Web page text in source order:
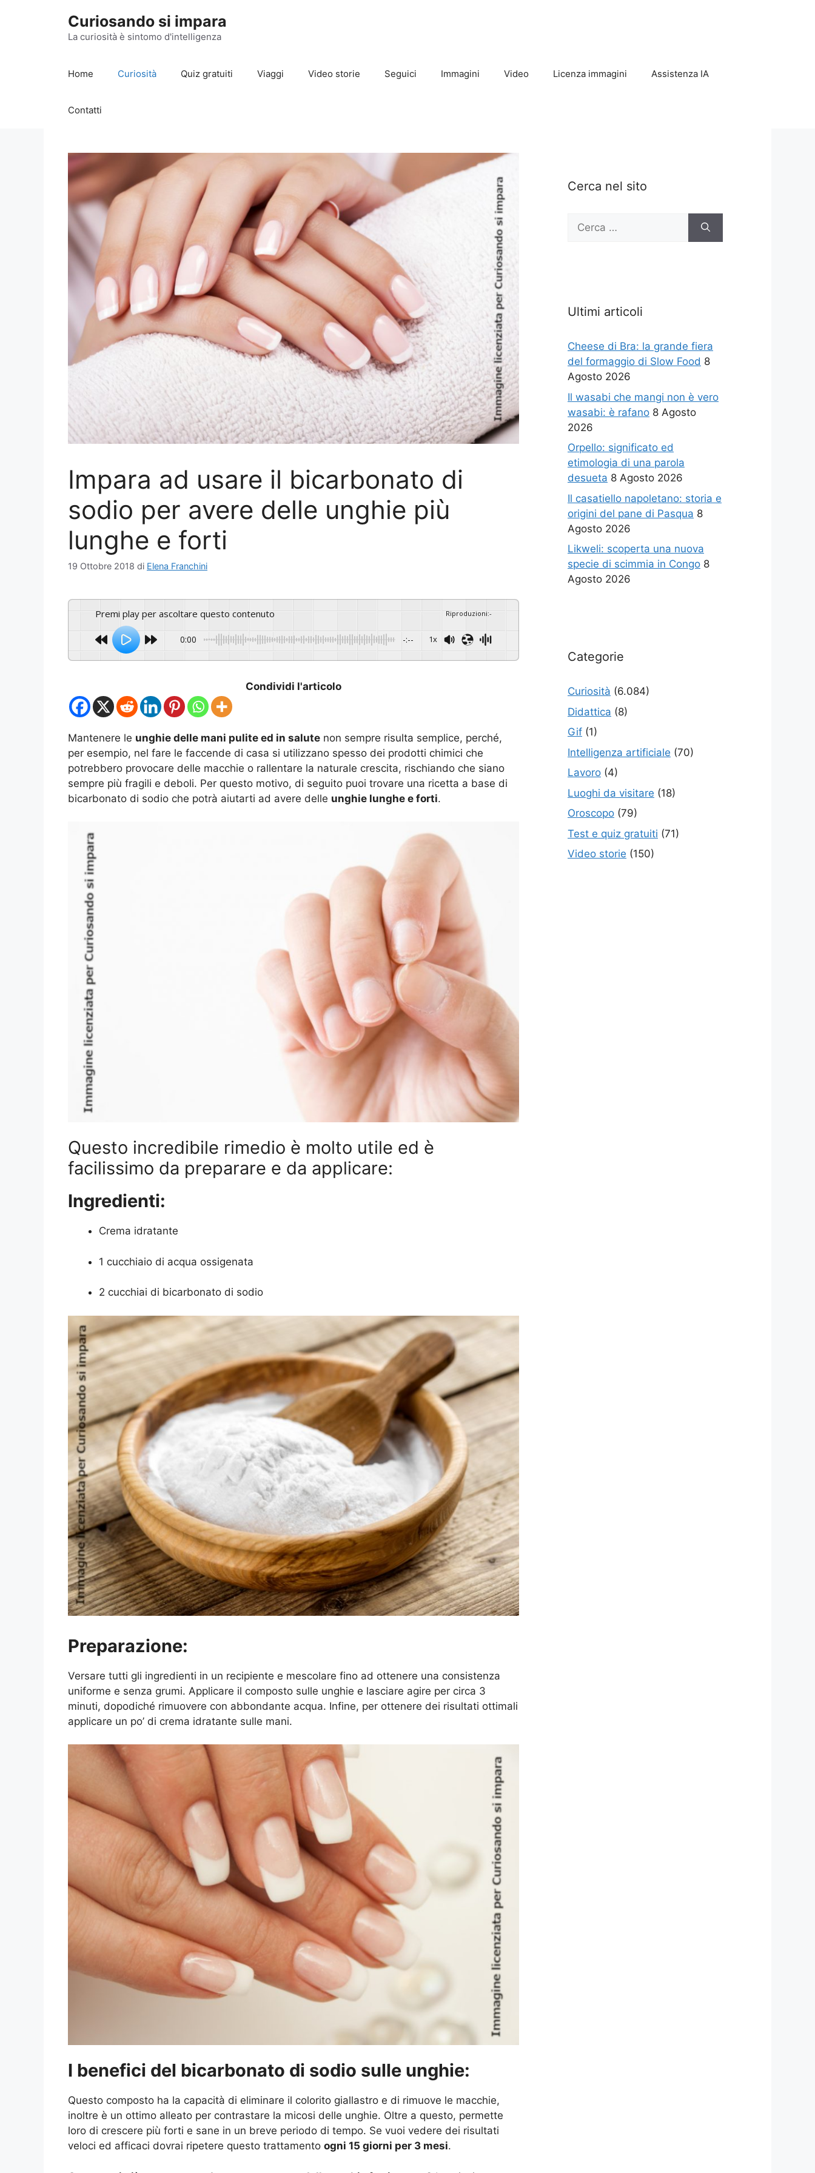
Curiosando si impara
La curiosità è sintomo d'intelligenza
Home Curiosità Quiz gratuiti Viaggi Video storie Seguici Immagini Video Licenza immagini Assistenza IA
Contatti
Impara ad usare il bicarbonato di
sodio per avere delle unghie più
lunghe e forti
19 Ottobre 2018 di Elena Franchini
Premi play per ascoltare questo contenuto Riproduzioni:-
0:00 -:-- 1x
Condividi l'articolo
Mantenere le unghie delle mani pulite ed in salute non sempre risulta semplice, perché,
per esempio, nel fare le faccende di casa si utilizzano spesso dei prodotti chimici che
potrebbero provocare delle macchie o rallentare la naturale crescita, rischiando che siano
sempre più fragili e deboli. Per questo motivo, di seguito puoi trovare una ricetta a base di
bicarbonato di sodio che potrà aiutarti ad avere delle unghie lunghe e forti.
Questo incredibile rimedio è molto utile ed è
facilissimo da preparare e da applicare:
Ingredienti:
Crema idratante
1 cucchiaio di acqua ossigenata
2 cucchiai di bicarbonato di sodio
Preparazione:
Versare tutti gli ingredienti in un recipiente e mescolare fino ad ottenere una consistenza
uniforme e senza grumi. Applicare il composto sulle unghie e lasciare agire per circa 3
minuti, dopodiché rimuovere con abbondante acqua. Infine, per ottenere dei risultati ottimali
applicare un po’ di crema idratante sulle mani.
I benefici del bicarbonato di sodio sulle unghie:
Questo composto ha la capacità di eliminare il colorito giallastro e di rimuove le macchie,
inoltre è un ottimo alleato per contrastare la micosi delle unghie. Oltre a questo, permette
loro di crescere più forti e sane in un breve periodo di tempo. Se vuoi vedere dei risultati
veloci ed afficaci dovrai ripetere questo trattamento ogni 15 giorni per 3 mesi.
Cerca nel sito
Ricerca
Ultimi articoli
Cheese di Bra: la grande fiera
del formaggio di Slow Food 8
Agosto 2026
Il wasabi che mangi non è vero
wasabi: è rafano 8 Agosto
2026
Orpello: significato ed
etimologia di una parola
desueta 8 Agosto 2026
Il casatiello napoletano: storia e
origini del pane di Pasqua 8
Agosto 2026
Likweli: scoperta una nuova
specie di scimmia in Congo 8
Agosto 2026
Categorie
Curiosità (6.084)
Didattica (8)
Gif (1)
Intelligenza artificiale (70)
Lavoro (4)
Luoghi da visitare (18)
Oroscopo (79)
Test e quiz gratuiti (71)
Video storie (150)